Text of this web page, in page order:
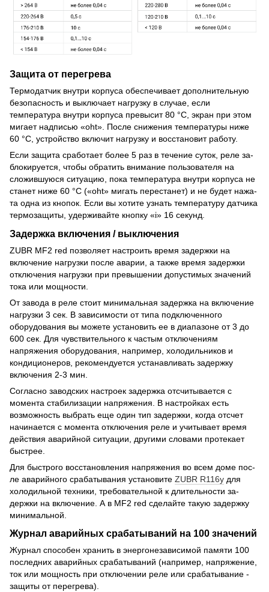
Защита от перегрева
Термодатчик внутри корпуса обеспечивает дополнительную
безопасность и выключает нагрузку в случае, если
температура внутри корпуса превысит 80 °С, экран при этом
мигает надписью «oht». После снижения температуры ниже
60 °С, устройство включит нагрузку и восстановит работу.
Если защита сра­­бо­та­ет более 5 раз в те­чение суток, реле за­­
бло­кируется, чтобы обратить внимание пользователя на
сложившуюся ситуацию, пока тем­пе­ратура внутри корпуса не
ста­нет ниже 60 °С («oht» ми­гать перестанет) и не бу­дет на­жа­
та одна из кнопок. Если вы хотите узнать температуру датчика
термозащиты, удерживайте кнопку «i» 16 секунд.
Задержка включения / выключения
ZUBR MF2 red позволяет настроить время задержки на
включение нагрузки после аварии, а также время задержки
отключения нагрузки при превышении допустимых значений
тока или мощности.
От завода в реле стоит минимальная задержка на включение
нагрузки 3 сек. В зависимости от типа подключенного
оборудования вы можете установить ее в диапазоне от 3 до
600 сек. Для чувствительного к частым отключениям
напряжения оборудования, например, холодильников и
кондиционеров, рекомендуется устанавливать задержку
включения 2-3 мин.
Согласно заводских настроек задержка отсчитывается с
момента стабилизации напряжения. В настройках есть
возможность выбрать еще один тип задержки, когда отсчет
начинается с момента отключения реле и учитывает время
действия аварийной ситуации, другими словами протекает
быстрее.
Для быстрого восстановления напряжения во всем до­ме пос­
ле ава­рийного срабаты­ва­ния ус­­тановите ZUBR R116y для
холо­дильной тех­ни­ки, тре­бо­­вательной к длительности за­
держки на включение. А в MF2 red сде­лай­те такую задер­ж­ку
минимальной.
Журнал аварийных срабатываний на 100 значений
Журнал способен хранить в энергонезависимой памяти 100
последних аварийных срабатываний (например, напря­жение,
ток или мощность при отключении реле или срабатывание ­­
защиты от перегрева).